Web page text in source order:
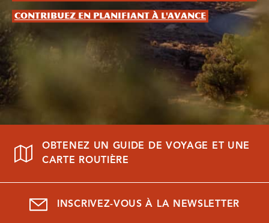
Contribuez en planifiant à l'avance
OBTENEZ UN GUIDE DE VOYAGE ET UNE
CARTE ROUTIÈRE
INSCRIVEZ-VOUS À LA NEWSLETTER